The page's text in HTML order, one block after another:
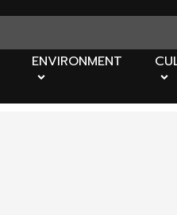
ENVIRONMENT